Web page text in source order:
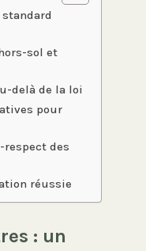
sol et
delà de la loi
pour
respect des
réussie
: un